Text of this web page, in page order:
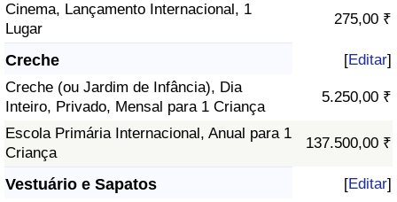
Cinema, Lançamento Internacional, 1
Lugar
275,00 ₹
Creche [Editar]
Creche (ou Jardim de Infância), Dia
Inteiro, Privado, Mensal para 1 Criança
5.250,00 ₹
Escola Primária Internacional, Anual para 1
Criança
137.500,00 ₹
Vestuário e Sapatos [Editar]